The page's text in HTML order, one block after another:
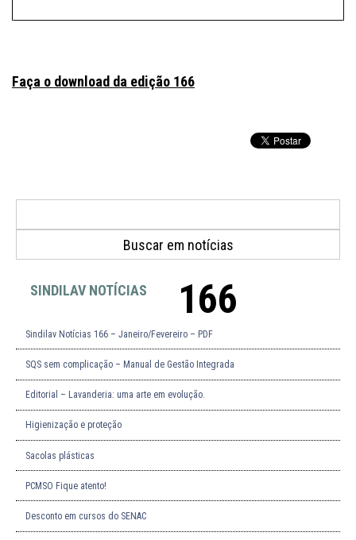
Faça o download da edição 166
SINDILAV NOTÍCIAS 166
Sindilav Notícias 166 – Janeiro/Fevereiro – PDF
SQS sem complicação – Manual de Gestão Integrada
Editorial – Lavanderia: uma arte em evolução.
Higienização e proteção
Sacolas plásticas
PCMSO Fique atento!
Desconto em cursos do SENAC